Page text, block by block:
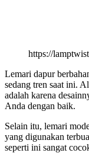
https://
Lemari dapur
sedang tren saat ini.
adalah karena
Anda dengan baik.
Selain itu, lemari
yang digunakan
seperti ini sangat